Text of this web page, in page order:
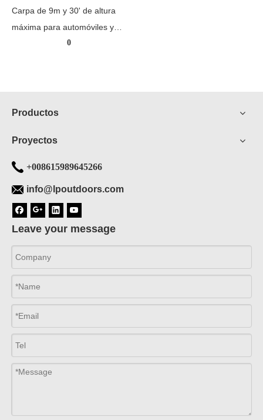
Carpa de 9m y 30' de altura
máxima para automóviles y
desfiles de moda
0
Productos
Proyectos
+008615989645266
info@lpoutdoors.com
Leave your message